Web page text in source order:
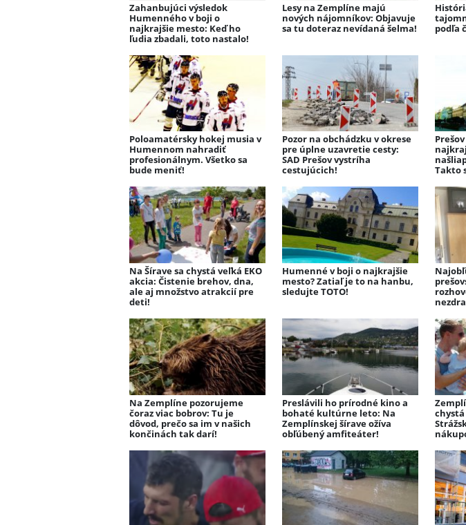
Zahanbujúci výsledok
Humenného v boji o
najkrajšie mesto: Keď ho
ľudia zbadali, toto nastalo!
Lesy na Zemplíne majú
nových nájomníkov: Objavuje
sa tu doteraz nevídaná šelma!
podľa
Poloamatérsky hokej musia v
Humennom nahradiť
profesionálnym. Všetko sa
bude meniť!
Pozor na obchádzku v okrese
pre úplne uzavretie cesty:
SAD Prešov vystríha
cestujúcich!
Takto
Na Šírave sa chystá veľká EKO
akcia: Čistenie brehov, dna,
ale aj množstvo atrakcií pre
deti!
Humenné v boji o najkrajšie
mesto? Zatiaľ je to na hanbu,
sledujte TOTO!
Na Zemplíne pozorujeme
čoraz viac bobrov: Tu je
dôvod, prečo sa im v našich
končinách tak darí!
Preslávili ho prírodné kino a
bohaté kultúrne leto: Na
Zemplínskej šírave ožíva
obľúbený amfiteáter!